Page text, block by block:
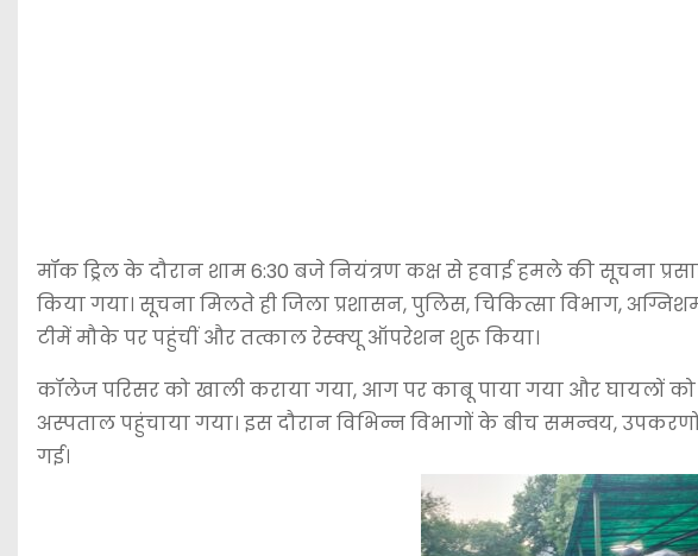
मॉक ड्रिल के दौरान शाम 6:30 बजे नियंत्रण कक्ष से हवाई हमले की सूचना
किया गया। सूचना मिलते ही जिला प्रशासन, पुलिस, चिकित्सा विभाग,
टीमें मौके पर पहुंचीं और तत्काल रेस्क्यू ऑपरेशन शुरू किया।
कॉलेज परिसर को खाली कराया गया, आग पर काबू पाया गया और घायलों
अस्पताल पहुंचाया गया। इस दौरान विभिन्न विभागों के बीच समन्वय,
गई।